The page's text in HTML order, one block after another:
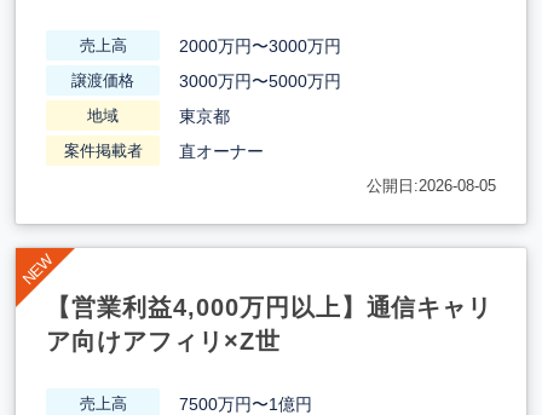
売上高 2000万円〜3000万円
譲渡価格 3000万円〜5000万円
地域 東京都
案件掲載者 直オーナー
公開日:2026-08-05
【営業利益4,000万円以上】通信キャリ
ア向けアフィリ×Z世
売上高 7500万円〜1億円